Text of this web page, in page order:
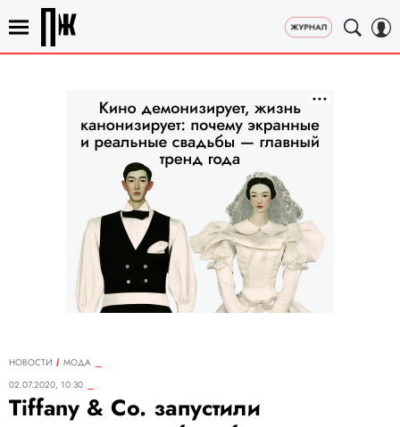
НОВОСТИ
МОДА
02.07.2020, 10:30
Tiffany & Co. запустили